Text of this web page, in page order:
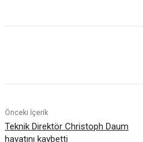
Önceki İçerik
Teknik Direktör Christoph Daum
hayatını kaybetti